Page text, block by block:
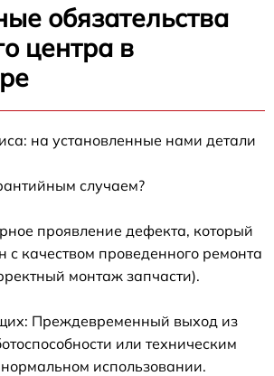
обязательства
центра в
на установленные нами детали
случаем?
проявление дефекта, который
с качеством проведенного ремонта
монтаж запчасти).
Преждевременный выход из
или техническим
использовании.